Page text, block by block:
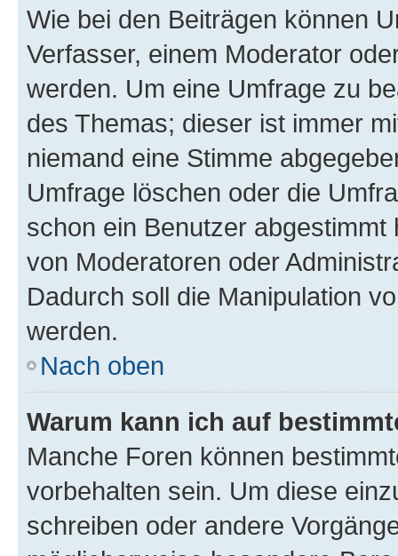
Wie bei den Beiträgen können
Verfasser, einem Moderator
werden. Um eine Umfrage zu
des Themas; dieser ist immer
niemand eine Stimme
Umfrage löschen oder die
schon ein Benutzer
von Moderatoren oder
Dadurch soll die Manipulation
werden.
Nach oben
Warum kann ich auf
Manche Foren können
vorbehalten sein. Um diese
schreiben oder andere